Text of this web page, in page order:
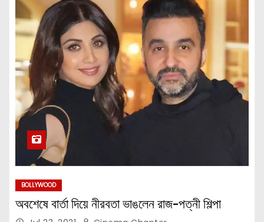
BOLLYWOOD
অবশেষে বার্তা দিয়ে নীরবতা ভাঙলেন রাজ-পত্নী শিল্পা